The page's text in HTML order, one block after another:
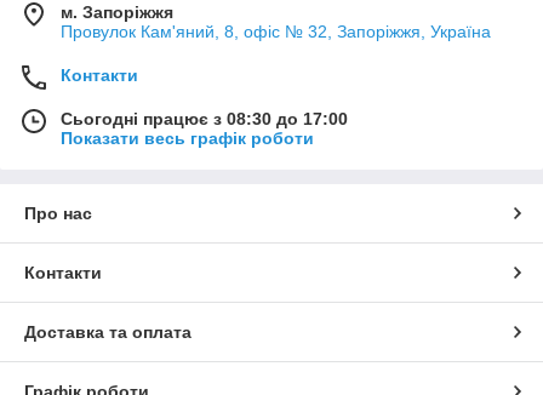
м. Запоріжжя
Провулок Кам'яний, 8, офіс № 32, Запоріжжя, Україна
Контакти
Сьогодні працює з 08:30 до 17:00
Показати весь графік роботи
Про нас
Контакти
Доставка та оплата